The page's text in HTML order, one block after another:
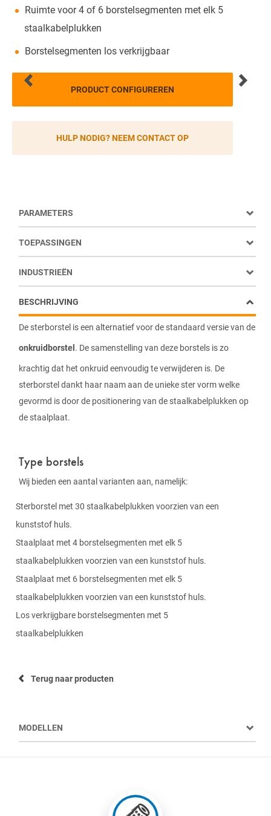
Ruimte voor 4 of 6 borstelsegmenten met elk 5
staalkabelplukken
Borstelsegmenten los verkrijgbaar
PRODUCT CONFIGUREREN
HULP NODIG? NEEM CONTACT OP
De sterborstel is een alternatief voor de standaard versie van de
onkruidborstel . De samenstelling van deze borstels is zo
krachtig dat het onkruid eenvoudig te verwijderen is. De
sterborstel dankt haar naam aan de unieke ster vorm welke
gevormd is door de positionering van de staalkabelplukken op
de staalplaat.
Type borstels
Wij bieden een aantal varianten aan, namelijk:
Sterborstel met 30 staalkabelplukken voorzien van een
kunststof huls.
Staalplaat met 4 borstelsegmenten met elk 5
staalkabelplukken voorzien van een kunststof huls.
Staalplaat met 6 borstelsegmenten met elk 5
staalkabelplukken voorzien van een kunststof huls.
Los verkrijgbare borstelsegmenten met 5
staalkabelplukken
Terug naar producten
BESCHRIJVING
PARAMETERS
MODELLEN
TOEPASSINGEN
INDUSTRIEËN